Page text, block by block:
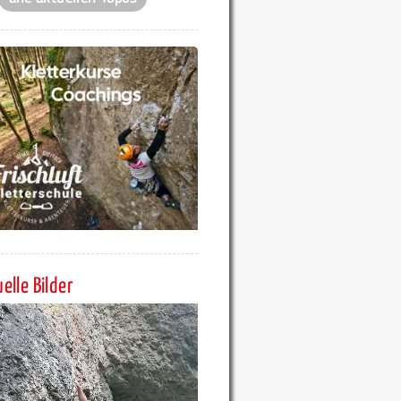
Bilder